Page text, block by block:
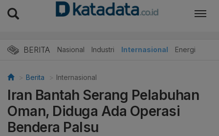
BERITA Nasional Industri Internasional Energi
Berita Internasional
Iran Bantah Serang Pelabuhan
Oman, Diduga Ada Operasi
Bendera Palsu